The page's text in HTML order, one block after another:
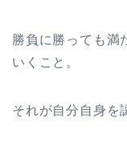
勝負に勝っても満
いくこと。
それが自分自身を